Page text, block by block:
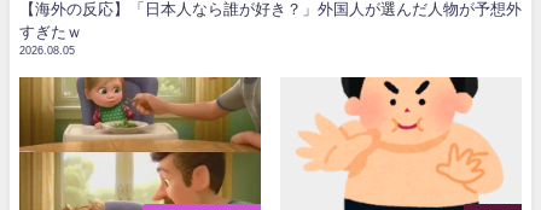
【海外の反応】「日本人なら誰が好き？」外国人が選んだ人物が予想外
すぎたｗ
2026.08.05